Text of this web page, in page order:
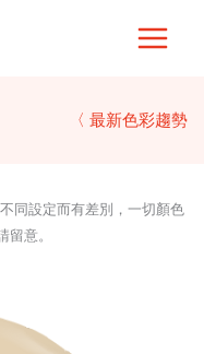
〈 最新色彩趨勢
同設定而有差別，一切顏色
留意。